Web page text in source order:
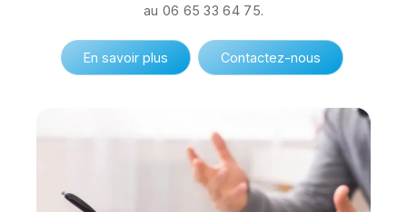
au 06 65 33 64 75.
En savoir plus Contactez-nous